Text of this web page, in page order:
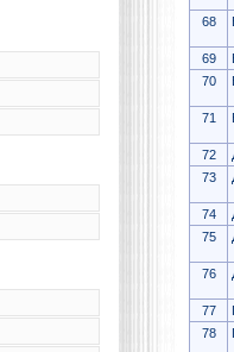
68
69
70
71
72
73
74
75
76
77
78